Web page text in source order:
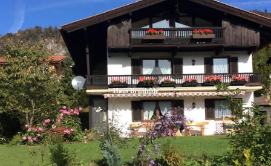
Zum
Inhalt
Zur
Suche
Zum
Footer
Haus Brunhilde